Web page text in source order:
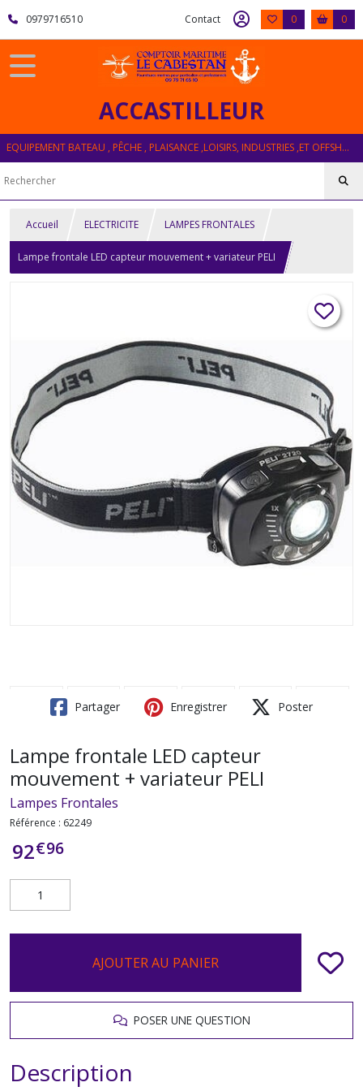
0979716510 Contact 0 0
ACCASTILLEUR
EQUIPEMENT BATEAU , PÊCHE , PLAISANCE ,LOISIRS, INDUSTRIES ,ET OFFSHORE
Accueil ELECTRICITE LAMPES FRONTALES
Lampe frontale LED capteur mouvement + variateur PELI
Partager Enregistrer Poster
Lampe frontale LED capteur
mouvement + variateur PELI
Lampes Frontales
Référence : 62249
92€96
AJOUTER AU PANIER
POSER UNE QUESTION
Description